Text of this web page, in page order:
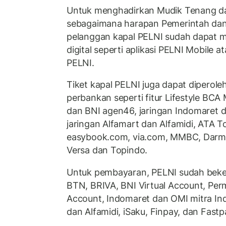
Untuk menghadirkan Mudik Tenang
sebagaimana harapan Pemerintah
pelanggan kapal PELNI sudah dapat
digital seperti aplikasi PELNI Mobile
PELNI.
Tiket kapal PELNI juga dapat
perbankan seperti fitur Lifestyle BCA
dan BNI agen46, jaringan Indomaret
jaringan Alfamart dan Alfamidi, ATA
easybook.com, via.com, MMBC,
Versa dan Topindo.
Untuk pembayaran, PELNI sudah
BTN, BRIVA, BNI Virtual Account,
Account, Indomaret dan OMI mitra
dan Alfamidi, iSaku, Finpay, dan